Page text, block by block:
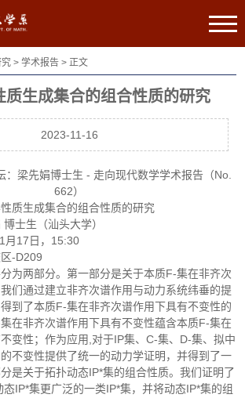
>学术报告 > 正文
质生成集合的组合性质的研究
2023-11-16
：梁先娟博士生 - 走向现代数学学术报告（No.
662）
质生成集合的组合性质的研究
士生（汕头大学）
月17日，15:30
-D209
为两部分。第一部分是关于本质F-集在非齐次
们通过建立非齐次谱作用与动力系统纬垂的提
到了本质F-集在非齐次谱作用下具有不变性的
在非齐次谱作用下具有不变性蕴含本质F-集在
变性；作为应用,对于IP集、C-集、D-集、拟中
不变性提供了统一的动力学证明，并得到了一
是关于拓扑动态IP*集的组合性质。我们证明了
IP*集更广泛的一类IP*集，并将动态IP*集的组